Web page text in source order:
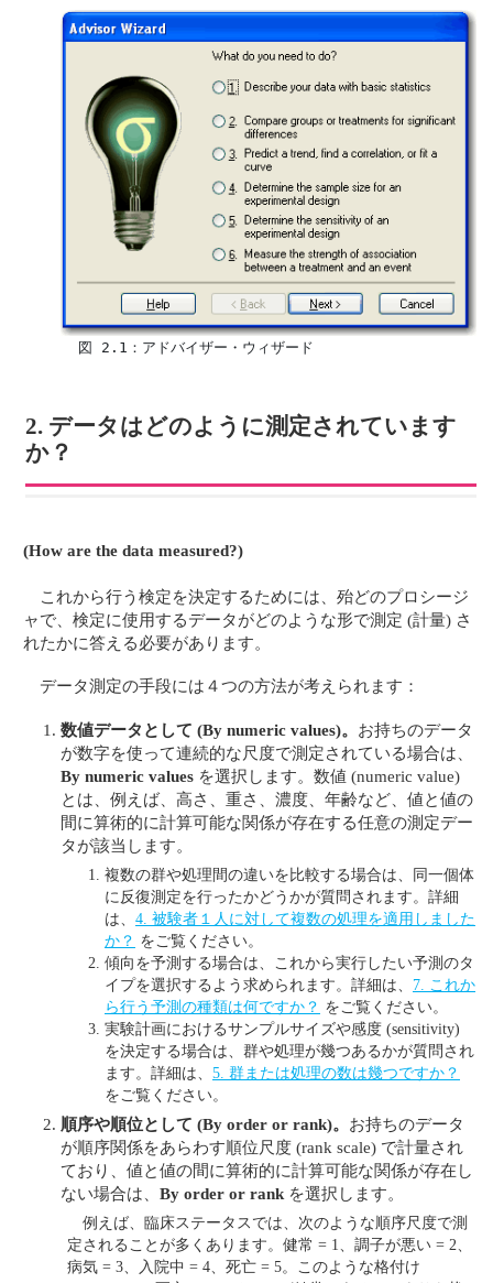
  図 2.1：アドバイザー・ウィザード
2. データはどのように測定されています
か？
(How are the data measured?)
これから行う検定を決定するためには、殆どのプロシージ
ャで、検定に使用するデータがどのような形で測定 (計量) さ
れたかに答える必要があります。
データ測定の手段には４つの方法が考えられます：
数値データとして (By numeric values)。 お持ちのデータ
が数字を使って連続的な尺度で測定されている場合は、
By numeric values を選択します。数値 (numeric value)
とは、例えば、高さ、重さ、濃度、年齢など、値と値の
間に算術的に計算可能な関係が存在する任意の測定デー
タが該当します。
複数の群や処理間の違いを比較する場合は、同一個体
に反復測定を行ったかどうかが質問されます。詳細
は、 4. 被験者１人に対して複数の処理を適用しました
か？ をご覧ください。
傾向を予測する場合は、これから実行したい予測のタ
イプを選択するよう求められます。詳細は、 7. これか
ら行う予測の種類は何ですか？ をご覧ください。
実験計画におけるサンプルサイズや感度 (sensitivity)
を決定する場合は、群や処理が幾つあるかが質問され
ます。詳細は、 5. 群または処理の数は幾つですか？
をご覧ください。
順序や順位として (By order or rank)。 お持ちのデータ
が順序関係をあらわす順位尺度 (rank scale) で計量され
ており、値と値の間に算術的に計算可能な関係が存在し
ない場合は、 By order or rank を選択します。
例えば、臨床ステータスでは、次のような順序尺度で測
定されることが多くあります。健常 = 1、調子が悪い = 2、
病気 = 3、入院中 = 4、死亡 = 5。このような格付け